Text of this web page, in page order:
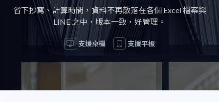
省下抄寫、計算時間，資料不再散落在各個 Excel 檔案與
LINE 之中，版本一致，好管理。
支援桌機 支援平板